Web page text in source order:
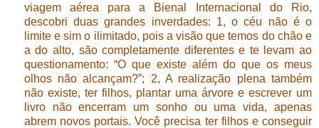
viagem aérea para a Bienal Internacional do Rio,
descobri duas grandes inverdades: 1, o céu não é o
limite e sim o ilimitado, pois a visão que temos do chão e
a do alto, são completamente diferentes e te levam ao
questionamento: “O que existe além do que os meus
olhos não alcançam?”; 2, A realização plena também
não existe, ter filhos, plantar uma árvore e escrever um
livro não encerram um sonho ou uma vida, apenas
abrem novos portais. Você precisa ter filhos e conseguir